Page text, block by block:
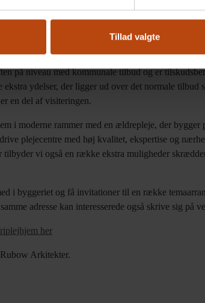
Tillad valgte
at være sig selv sammen med andre, og hvor man
oplevelser – både store og små.”
for at tilbyde individuelle løsninger og mere
på niveau med kommunale tilbud og er
ydelser, der ligger ud over det normale tilbud
en del af visiteringen.
i moderne rammer med en ældrepleje, der
plejecentre med høj kvalitet, ekspertise og
tilbyder vi også en række ekstra muligheder
i byggeriet og få invitationer til en række
adresse kan interesserede også skrive sig på
her
Arkitekter.